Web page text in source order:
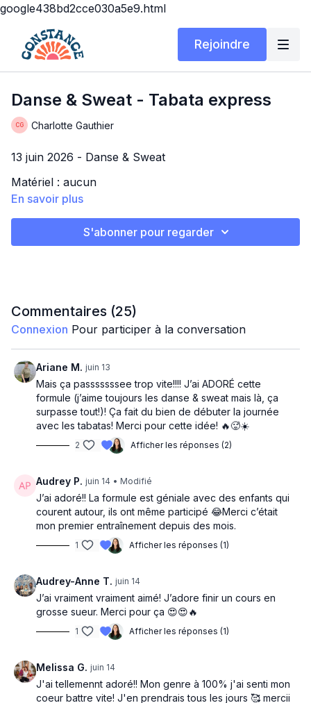
google438bd2cce030a5e9.html
Rejoindre
Danse & Sweat - Tabata express
Charlotte Gauthier
13 juin 2026 - Danse & Sweat
Matériel : aucun
Durée : 20 minutes
TABATA EXPRESS
Assez cardio merci! 🥵 On suit le rythme des
chansons, ça passe super vite !!!
Let’s go !!!
En savoir plus
S'abonner pour regarder
Commentaires (25)
Connexion Pour participer à la conversation
Ariane M. juin 13
Mais ça passsssssee trop vite!!!! J’ai ADORÉ cette
formule (j’aime toujours les danse & sweat mais là, ça
surpasse tout!)! Ça fait du bien de débuter la journée
avec les tabatas! Merci pour cette idée! 🔥🥵☀️
2 Afficher les réponses (2)
Audrey P. juin 14 • Modifié
J’ai adoré!! La formule est géniale avec des enfants qui
courent autour, ils ont même participé 😂Merci c’était
mon premier entraînement depuis des mois.
1 Afficher les réponses (1)
Audrey-Anne T. juin 14
J’ai vraiment vraiment aimé! J’adore finir un cours en
grosse sueur. Merci pour ça 😍😍🔥
1 Afficher les réponses (1)
Melissa G. juin 14
J'ai tellemennt adoré!! Mon genre à 100% j'ai senti mon
coeur battre vite! J'en prendrais tous les jours 🥰 mercii